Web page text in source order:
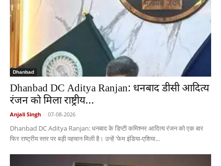
Dhanbad
Dhanbad DC Aditya Ranjan: धनबाद डीसी आदित्य
रंजन को मिला राष्ट्रीय...
Anjali Singh - 07-08-2026
Dhanbad DC Aditya Ranjan: धनबाद के डिप्टी कमिश्नर आदित्य रंजन को एक बार
फिर राष्ट्रीय स्तर पर बड़ी पहचान मिली है। उन्हें 'फेम इंडिया-एशिया...